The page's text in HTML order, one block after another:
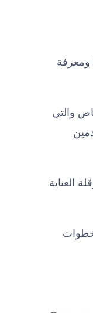
ومعرفة
والتي
العناية